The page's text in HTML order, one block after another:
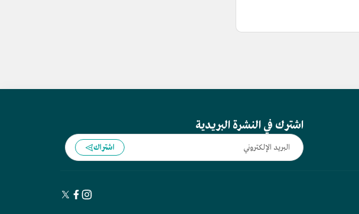
اشترك في النشرة البريدية
اشتراك